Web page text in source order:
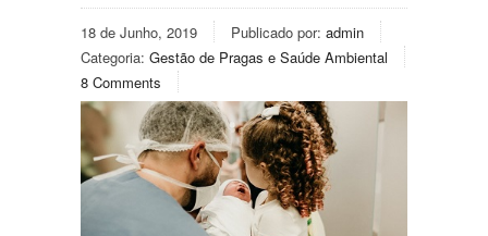
18 de Junho, 2019 Publicado por: admin
Categoria: Gestão de Pragas e Saúde Ambiental
8 Comments